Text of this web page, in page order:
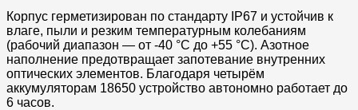
Корпус герметизирован по стандарту IP67 и устойчив к
влаге, пыли и резким температурным колебаниям
(рабочий диапазон — от -40 °C до +55 °C). Азотное
наполнение предотвращает запотевание внутренних
оптических элементов. Благодаря четырём
аккумуляторам 18650 устройство автономно работает до
6 часов.